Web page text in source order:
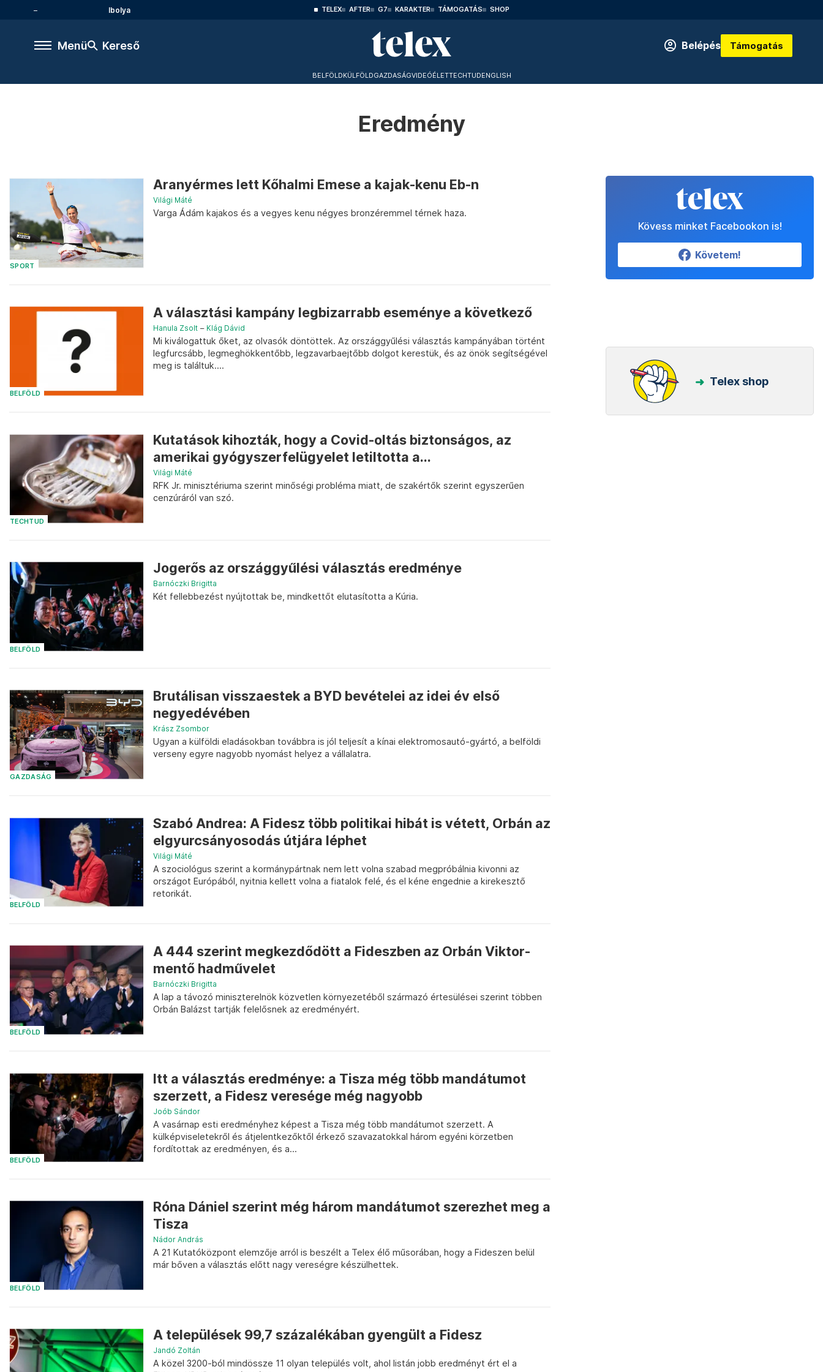
Ibolya TELEX AFTER G7 KARAKTER TÁMOGATÁS SHOP
Menü Kereső Belépés Támogatás
BELFÖLDKÜLFÖLDGAZDASÁGVIDEÓÉLETTECHTUDENGLISH
Eredmény
SPORT
Aranyérmes lett Kőhalmi Emese a kajak-kenu Eb-n
Világi Máté
Varga Ádám kajakos és a vegyes kenu négyes bronzéremmel térnek haza.
BELFÖLD
A választási kampány legbizarrabb eseménye a következő
Hanula Zsolt – Klág Dávid
Mi kiválogattuk őket, az olvasók döntöttek. Az országgyűlési választás kampányában történt
legfurcsább, legmeghökkentőbb, legzavarbaejtőbb dolgot kerestük, és az önök segítségével
meg is találtuk....
TECHTUD
Kutatások kihozták, hogy a Covid-oltás biztonságos, az
amerikai gyógyszerfelügyelet letiltotta a...
Világi Máté
RFK Jr. minisztériuma szerint minőségi probléma miatt, de szakértők szerint egyszerűen
cenzúráról van szó.
BELFÖLD
Jogerős az országgyűlési választás eredménye
Barnóczki Brigitta
Két fellebbezést nyújtottak be, mindkettőt elutasította a Kúria.
GAZDASÁG
Brutálisan visszaestek a BYD bevételei az idei év első
negyedévében
Krász Zsombor
Ugyan a külföldi eladásokban továbbra is jól teljesít a kínai elektromosautó-gyártó, a belföldi
verseny egyre nagyobb nyomást helyez a vállalatra.
BELFÖLD
Szabó Andrea: A Fidesz több politikai hibát is vétett, Orbán az
elgyurcsányosodás útjára léphet
Világi Máté
A szociológus szerint a kormánypártnak nem lett volna szabad megpróbálnia kivonni az
országot Európából, nyitnia kellett volna a fiatalok felé, és el kéne engednie a kirekesztő
retorikát.
BELFÖLD
A 444 szerint megkezdődött a Fideszben az Orbán Viktor-
mentő hadművelet
Barnóczki Brigitta
A lap a távozó miniszterelnök közvetlen környezetéből származó értesülései szerint többen
Orbán Balázst tartják felelősnek az eredményért.
BELFÖLD
Itt a választás eredménye: a Tisza még több mandátumot
szerzett, a Fidesz veresége még nagyobb
Joób Sándor
A vasárnap esti eredményhez képest a Tisza még több mandátumot szerzett. A
külképviseletekről és átjelentkezőktől érkező szavazatokkal három egyéni körzetben
fordítottak az eredményen, és a...
BELFÖLD
Róna Dániel szerint még három mandátumot szerezhet meg a
Tisza
Nádor András
A 21 Kutatóközpont elemzője arról is beszélt a Telex élő műsorában, hogy a Fideszen belül
már bőven a választás előtt nagy vereségre készülhettek.
A települések 99,7 százalékában gyengült a Fidesz
Jandó Zoltán
A közel 3200-ból mindössze 11 olyan település volt, ahol listán jobb eredményt ért el a
Kövess minket Facebookon is!
Követem!
Telex shop